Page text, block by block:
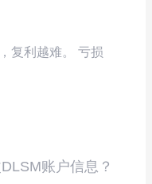
复利越难。 亏损
账户信息？